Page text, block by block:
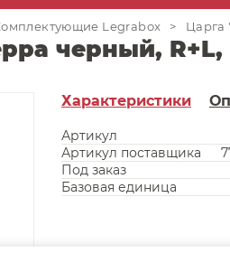
Legrabox > Царга
черный,
Характеристики
Артикул
Артикул поставщика
Под заказ
Базовая единица